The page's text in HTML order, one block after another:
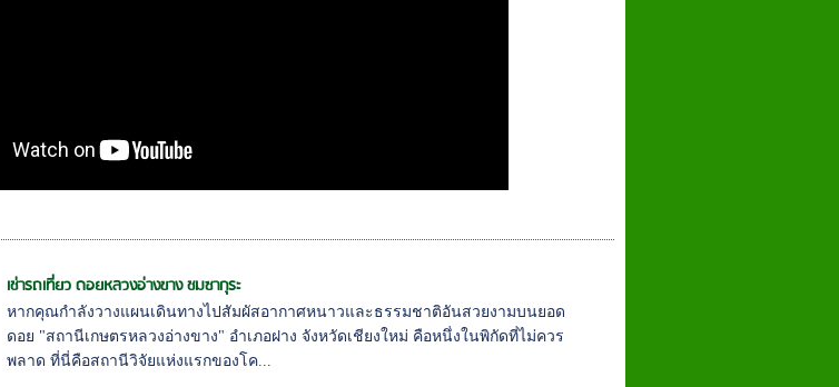
เช่ารถเที่ยว ดอยหลวงอ่างขาง ชมซากุระ
หากคุณกำลังวางแผนเดินทางไปสัมผัสอากาศหนาวและธรรมชาติอันสวยงามบนยอด
ดอย "สถานีเกษตรหลวงอ่างขาง" อำเภอฝาง จังหวัดเชียงใหม่ คือหนึ่งในพิกัดที่ไม่ควร
พลาด ที่นี่คือสถานีวิจัยแห่งแรกของโค...